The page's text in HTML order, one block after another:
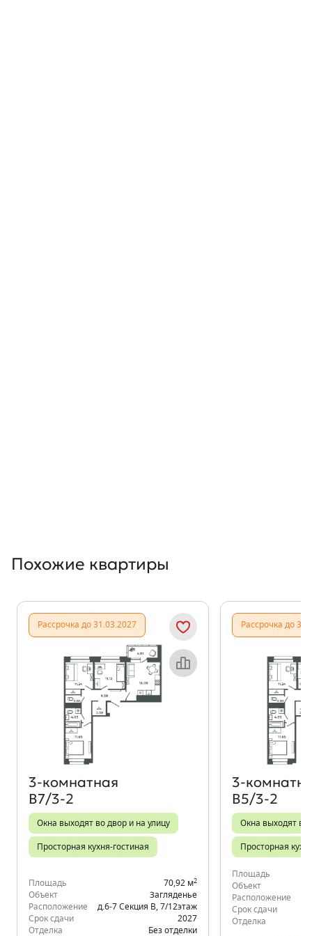
Похожие квартиры
Рассрочка до 31.03.2027
Объект месяца
3‑комнатная
В7/3-2
Окна выходят во двор и на улицу
Просторная кухня-гостиная
Площадь 70,92 м2
Объект
Загляденье
Расположение
д.6-7 Секция В 7/12этаж
Срок сдачи
2027
Отделка
Без отделки
Рассрочка до
В5/3-2
Окна выходят во
Просторная
Площадь
Объект
Расположение
Срок сдачи
Отделка